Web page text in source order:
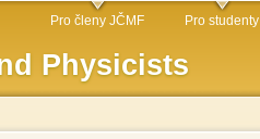
Physicists
Pro členy JČMF Pro studenty